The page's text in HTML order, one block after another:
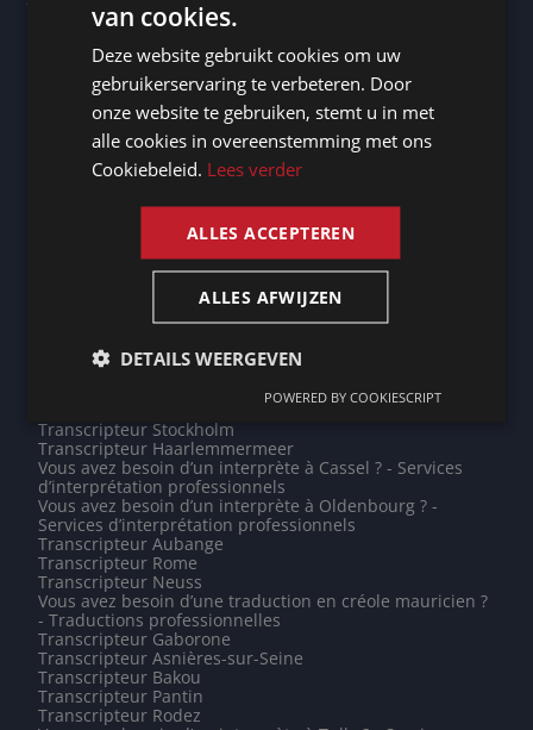
Transcripteur Buenos Aires
Vous avez besoin d’un interprète à Castries ? - Services
d’interprétation professionnels
Transcripteur Turnhout
Transcripteur Hyderabad
Transcripteur Bottrop
Transcripteur Bichkek
Transcripteur Landen
Vous avez besoin d’un interprète à Wiltz ? - Services
d’interprétation professionnels
Transcripteur Tulle
Vous avez besoin d’un interprète à Libreville ? - Services
d’interprétation professionnels
Vous avez besoin d’un interprète à Fosses-la-Ville ? -
Services d’interprétation professionnels
Vous avez besoin d’un interprète à Brest ? - Services
d’interprétation professionnels
Transcripteur Stockholm
Transcripteur Haarlemmermeer
Vous avez besoin d’un interprète à Cassel ? - Services
d’interprétation professionnels
Vous avez besoin d’un interprète à Oldenbourg ? -
Services d’interprétation professionnels
Transcripteur Aubange
Transcripteur Rome
Transcripteur Neuss
Vous avez besoin d’une traduction en créole mauricien ?
- Traductions professionnelles
Transcripteur Gaborone
Transcripteur Asnières-sur-Seine
Transcripteur Bakou
Transcripteur Pantin
Transcripteur Rodez
FRENCH
van cookies.
Deze website gebruikt cookies om uw
gebruikerservaring te verbeteren. Door
onze website te gebruiken, stemt u in met
alle cookies in overeenstemming met ons
Cookiebeleid. Lees verder
ALLES ACCEPTEREN
ALLES AFWIJZEN
DETAILS WEERGEVEN
POWERED BY COOKIESCRIPT